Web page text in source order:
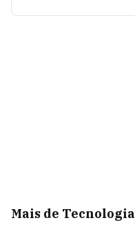
Mais de Tecnologia